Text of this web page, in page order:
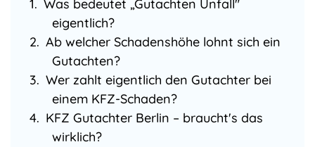
Was bedeutet „Gutachten Unfall"
eigentlich?
Ab welcher Schadenshöhe lohnt sich ein
Gutachten?
Wer zahlt eigentlich den Gutachter bei
einem KFZ-Schaden?
KFZ Gutachter Berlin – braucht's das
wirklich?